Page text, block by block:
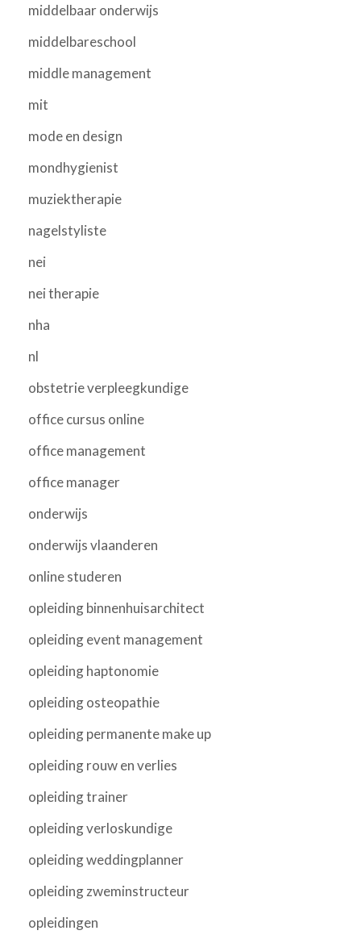
middelbaar onderwijs
middelbareschool
middle management
mit
mode en design
mondhygienist
muziektherapie
nagelstyliste
nei
nei therapie
nha
nl
obstetrie verpleegkundige
office cursus online
office management
office manager
onderwijs
onderwijs vlaanderen
online studeren
opleiding binnenhuisarchitect
opleiding event management
opleiding haptonomie
opleiding osteopathie
opleiding permanente make up
opleiding rouw en verlies
opleiding trainer
opleiding verloskundige
opleiding weddingplanner
opleiding zweminstructeur
opleidingen